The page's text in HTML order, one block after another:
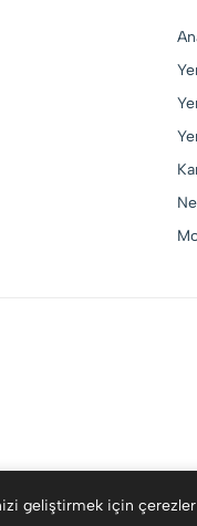
geliştirmek için çerezler